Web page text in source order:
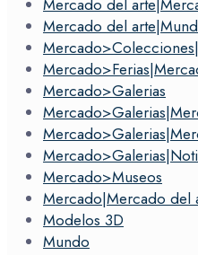
Mercado del
Mercado>Galerias
Mercado>Museos
Mercado|Mercado del
Modelos 3D
Mundo